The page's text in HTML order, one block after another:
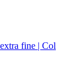
fine | Col